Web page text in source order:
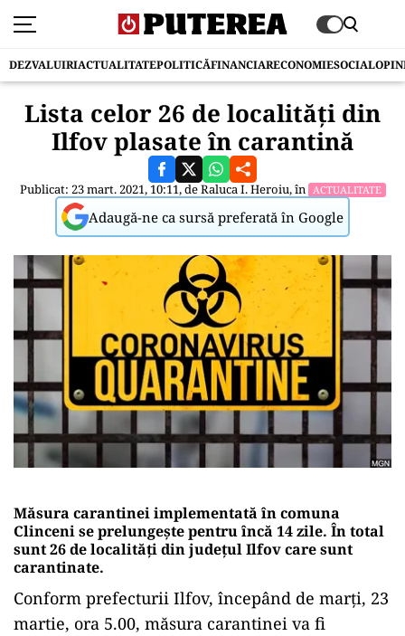
DEZVALUIRIACTUALITATEPOLITICĂFINANCIARECONOMIESOCIAL
Lista celor 26 de localități din
Ilfov plasate în carantină
Publicat: 23 mart. 2021, 10:11, deRaluca I. Heroiu, în ACTUALITATE
Adaugă-ne ca sursă preferată în Google
Măsura carantinei implementată în comuna
Clinceni se prelungește pentru încă 14 zile. În total
sunt 26 de localități din județul Ilfov care sunt
carantinate.
Conform prefecturii Ilfov, începând de marți, 23
martie, ora 5.00, măsura carantinei va fi